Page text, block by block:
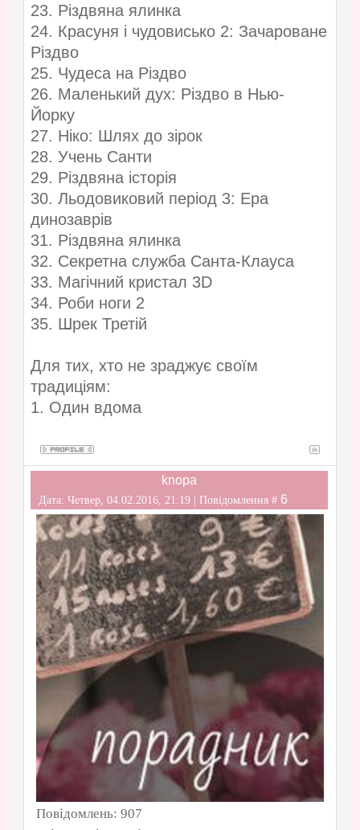
23. Різдвяна ялинка
24. Красуня і чудовисько 2: Зачароване
Різдво
25. Чудеса на Різдво
26. Маленький дух: Різдво в Нью-
Йорку
27. Ніко: Шлях до зірок
28. Учень Санти
29. Різдвяна історія
30. Льодовиковий період 3: Ера
динозаврів
31. Різдвяна ялинка
32. Секретна служба Санта-Клауса
33. Магічний кристал 3D
34. Роби ноги 2
35. Шрек Третій
Для тих, хто не зраджує своїм
традиціям:
1. Один вдома
knopa
Дата: Четвер, 04.02.2016, 21:19 | Повідомлення # 6
Повідомлень: 907